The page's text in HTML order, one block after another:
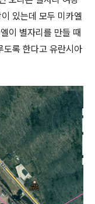
있는데 모두 미카엘
이 별자리를 만들 때
도록 한다고 유란시아